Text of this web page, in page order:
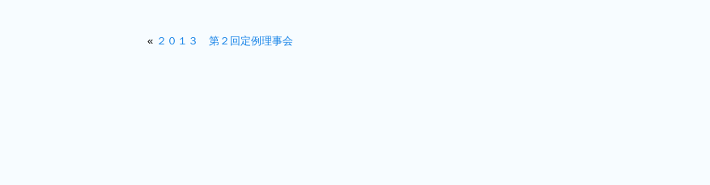
« ２０１３ 第２回定例理事会